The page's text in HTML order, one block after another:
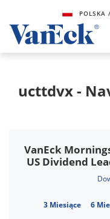
POLSKA
ucttdvx -
VanEck
US Dividend
3 Miesiące 6